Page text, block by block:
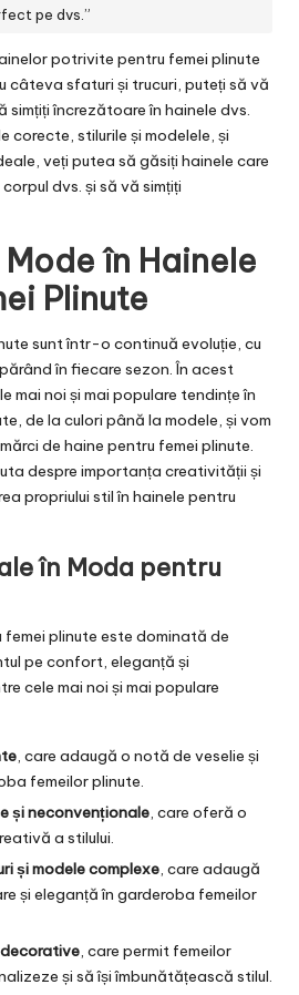
pe dvs.”
potrivite pentru femei plinute
câteva sfaturi și trucuri, puteți să vă
simțiți încrezătoare în hainele dvs.
corecte, stilurile și modelele, și
veți putea să găsiți hainele care
dvs. și să vă simțiți
în Hainele
Plinute
sunt într-o continuă evoluție, cu
în fiecare sezon. În acest
mai noi și mai populare tendințe în
de la culori până la modele, și vom
de haine pentru femei plinute.
despre importanța creativității și
propriului stil în hainele pentru
în Moda pentru
plinute este dominată de
pe confort, eleganță și
cele mai noi și mai populare
, care adaugă o notă de veselie și
femeilor plinute.
și neconvenționale, care oferă o
a stilului.
și modele complexe, care adaugă
și eleganță în garderoba femeilor
, care permit femeilor
și să își îmbunătățească stilul.